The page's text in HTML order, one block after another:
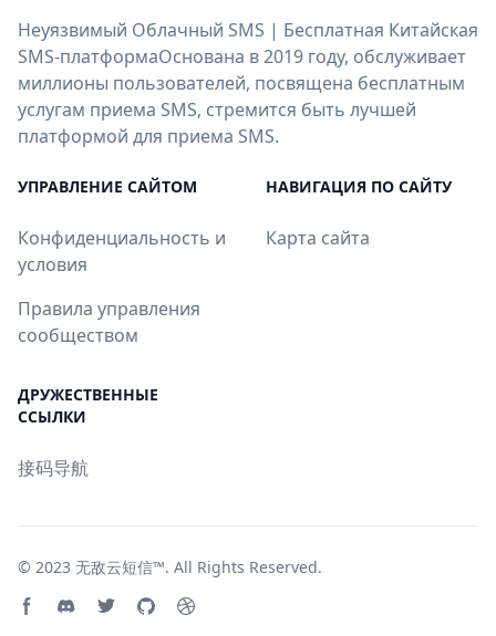
Неуязвимый Облачный SMS | Бесплатная Китайская
SMS-платформаОснована в 2019 году, обслуживает
миллионы пользователей, посвящена бесплатным
услугам приема SMS, стремится быть лучшей
платформой для приема SMS.
УПРАВЛЕНИЕ САЙТОМ
Конфиденциальность и
условия
Правила управления
сообществом
НАВИГАЦИЯ ПО САЙТУ
Карта сайта
ДРУЖЕСТВЕННЫЕ
ССЫЛКИ
接码导航
© 2023 无敌云短信™. All Rights Reserved.